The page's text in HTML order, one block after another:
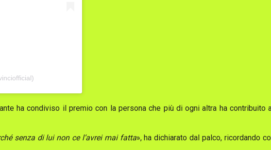
ha condiviso il premio con la persona che più di ogni altra ha contribuito
senza di lui non ce l’avrei mai fatta», ha dichiarato dal palco, ricordando